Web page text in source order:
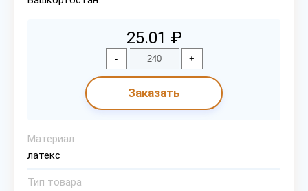
25.01 ₽
- +
Заказать
Материал
латекс
Тип товара